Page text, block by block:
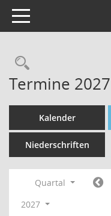
Toggle navigation
Termine 2027
Kalender
Niederschriften
Quartal
2027